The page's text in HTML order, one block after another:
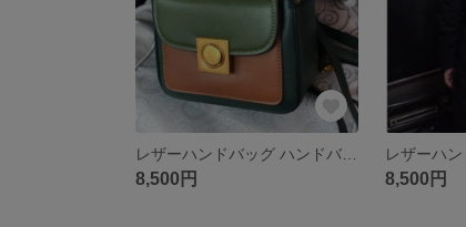
8,500円 8,500円